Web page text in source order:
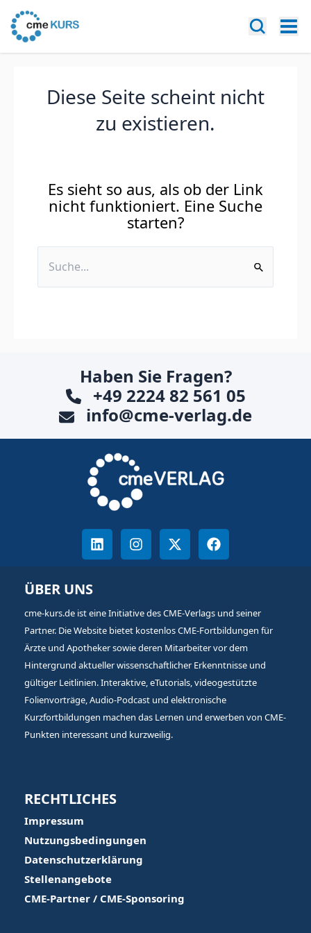
Diese Seite scheint nicht
zu existieren.
Es sieht so aus, als ob der Link
nicht funktioniert. Eine Suche
starten?
Haben Sie Fragen?
+49 2224 82 561 05
info@cme-verlag.de
ÜBER UNS
cme-kurs.de ist eine Initiative des CME-Verlags und seiner
Partner. Die Website bietet kostenlos CME-Fortbildungen für
Ärzte und Apotheker sowie deren Mitarbeiter vor dem
Hintergrund aktueller wissenschaftlicher Erkenntnisse und
gültiger Leitlinien. Interaktive, eTutorials, videogestützte
Folienvorträge, Audio-Podcast und elektronische
Kurzfortbildungen machen das Lernen und erwerben von CME-
Punkten interessant und kurzweilig.
RECHTLICHES
Impressum
Nutzungsbedingungen
Datenschutzerklärung
Stellenangebote
CME-Partner / CME-Sponsoring